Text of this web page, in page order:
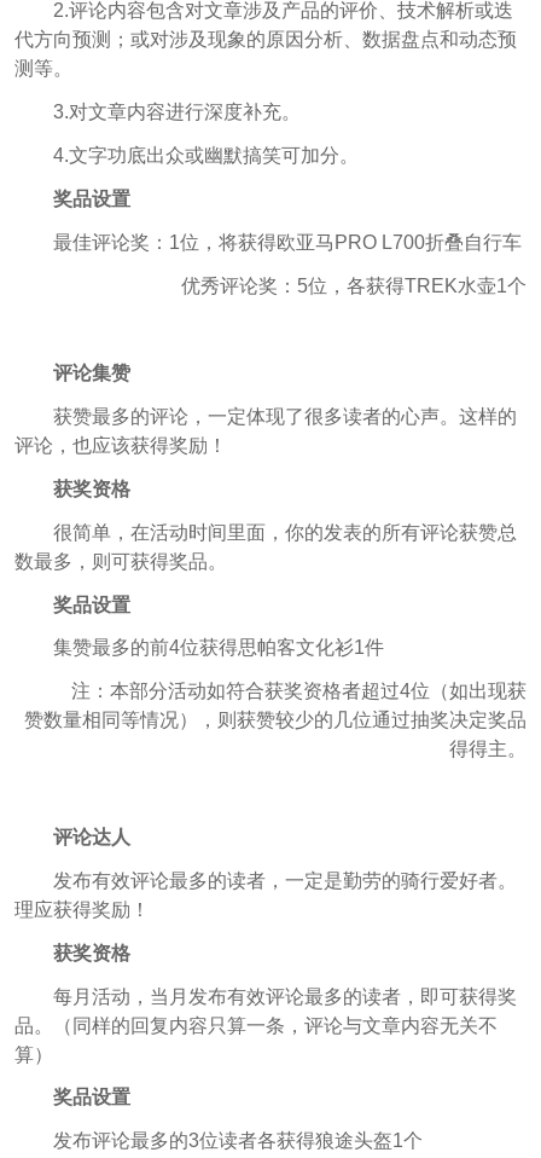
2.评论内容包含对文章涉及产品的评价、技术解析或迭
代方向预测；或对涉及现象的原因分析、数据盘点和动态预
测等。
3.对文章内容进行深度补充。
4.文字功底出众或幽默搞笑可加分。
奖品设置
最佳评论奖：1位，将获得欧亚马PRO L700折叠自行车
优秀评论奖：5位，各获得TREK水壶1个
评论集赞
获赞最多的评论，一定体现了很多读者的心声。这样的
评论，也应该获得奖励！
获奖资格
很简单，在活动时间里面，你的发表的所有评论获赞总
数最多，则可获得奖品。
奖品设置
集赞最多的前4位获得思帕客文化衫1件
注：本部分活动如符合获奖资格者超过4位（如出现获
赞数量相同等情况），则获赞较少的几位通过抽奖决定奖品
得得主。
评论达人
发布有效评论最多的读者，一定是勤劳的骑行爱好者。
理应获得奖励！
获奖资格
每月活动，当月发布有效评论最多的读者，即可获得奖
品。（同样的回复内容只算一条，评论与文章内容无关不
算）
奖品设置
发布评论最多的3位读者各获得狼途头盔1个